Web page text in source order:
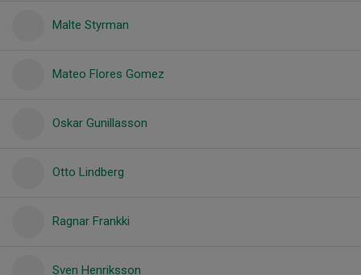
Malte Styrman
Mateo Flores Gomez
Oskar Gunillasson
Otto Lindberg
Ragnar Frankki
Sven Henriksson